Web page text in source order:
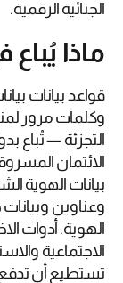
الجنائية الرقمية.
ماذا
قواعد بيانات
وكلمات مرور
التجزئة — تُباع
الائتمان
بيانات الهوية
وعناوين
الهوية. أدوات
الاجتماعية
تستطيع أن